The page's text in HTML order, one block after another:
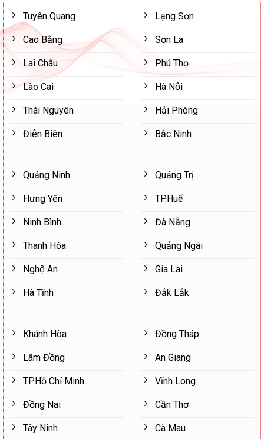
Tuyên Quang
Cao Bằng
Lai Châu
Lào Cai
Thái Nguyên
Điện Biên
Lạng Sơn
Sơn La
Phú Thọ
Hà Nội
Hải Phòng
Bắc Ninh
Quảng Ninh
Hưng Yên
Ninh Bình
Thanh Hóa
Nghệ An
Hà Tĩnh
Quảng Trị
TP.Huế
Đà Nẵng
Quảng Ngãi
Gia Lai
Đắk Lắk
Khánh Hòa
Lâm Đồng
TP.Hồ Chí Minh
Đồng Nai
Tây Ninh
Đồng Tháp
An Giang
Vĩnh Long
Cần Thơ
Cà Mau